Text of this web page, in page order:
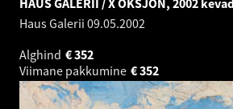
Haus Galerii 09.05.2002
Alghind
352
€
Viimane pakkumine
352
€